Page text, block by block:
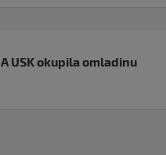
USK okupila omladinu